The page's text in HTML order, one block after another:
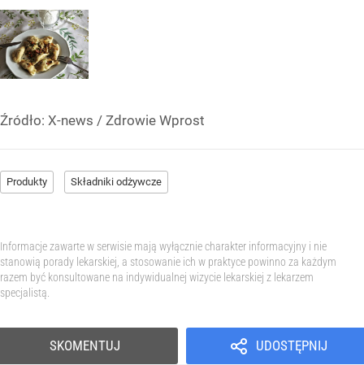
Źródło: X-news / Zdrowie Wprost
Produkty Składniki odżywcze
Informacje zawarte w serwisie mają wyłącznie charakter informacyjny i nie
stanowią porady lekarskiej, a stosowanie ich w praktyce powinno za każdym
razem być konsultowane na indywidualnej wizycie lekarskiej z lekarzem
specjalistą.
UDOSTĘPNIJ
SKOMENTUJ